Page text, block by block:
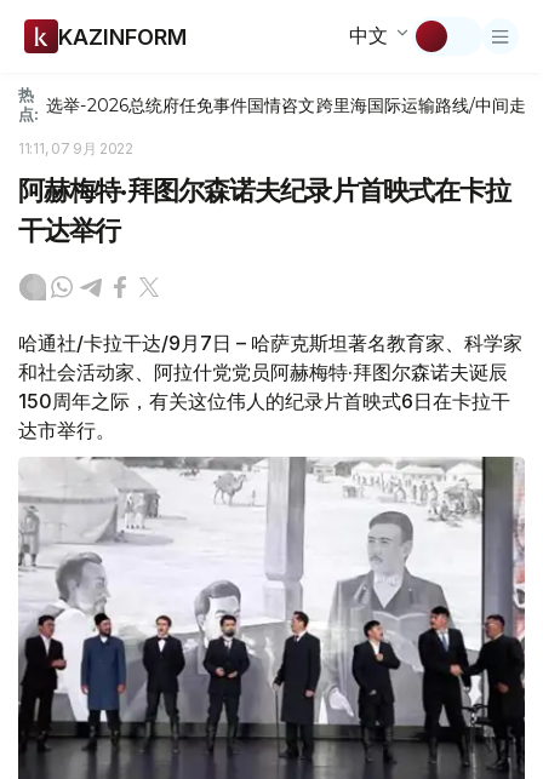
KAZINFORM 中文
热
点: 选举-2026总统府任免事件国情咨文跨里海国际运输路线/中间走廊
11:11, 07 9月 2022
阿赫梅特·拜图尔森诺夫纪录片首映式在卡拉
干达举行
哈通社/卡拉干达/9月7日 – 哈萨克斯坦著名教育家、科学家
和社会活动家、阿拉什党党员阿赫梅特·拜图尔森诺夫诞辰
150周年之际，有关这位伟人的纪录片首映式6日在卡拉干
达市举行。